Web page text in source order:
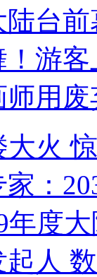
台
游客
用
大火
：
年度
人